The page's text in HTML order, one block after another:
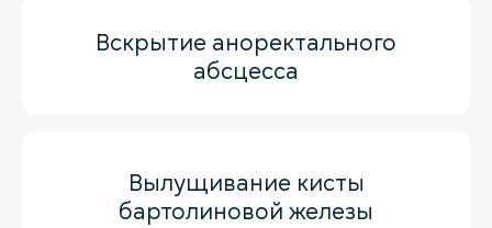
Вскрытие аноректального
абсцесса
Вылущивание кисты
бартолиновой железы